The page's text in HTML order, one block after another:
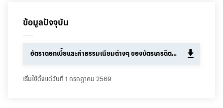
華人事務
ข้อมูลปัจจุบัน
อัตราดอกเบี้ยและค่าธรรมเนียมต่างๆ ของบัตรเครดิตธนาคารกรุงเทพทุกประเภท
เริ่มใช้ตั้งแต่วันที่ 1 กรกฎาคม 2569